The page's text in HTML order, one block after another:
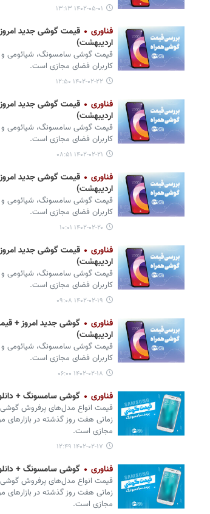
۱۴۰۲-۰۵-۰۱ ۱۳:۱۳
فناوری
اردیبهشت)
قیمت گوشی‌ سامسونگ، شیائومی و
کاربران فضای مجازی است.
۱۴۰۲-۰۲-۲۲ ۱۲:۵۰
فناوری
اردیبهشت)
قیمت گوشی‌ سامسونگ، شیائومی و
کاربران فضای مجازی است.
۱۴۰۲-۰۲-۲۱ ۰۸:۵۱
فناوری
اردیبهشت)
قیمت گوشی‌ سامسونگ، شیائومی و
کاربران فضای مجازی است.
۱۴۰۲-۰۲-۲۰ ۱۰:۰۱
فناوری
اردیبهشت)
قیمت گوشی‌ سامسونگ، شیائومی و
کاربران فضای مجازی است.
۱۴۰۲-۰۲-۱۹ ۰۹:۰۸
فناوری
اردیبهشت)
قیمت گوشی‌ سامسونگ، شیائومی و
کاربران فضای مجازی است.
۱۴۰۲-۰۲-۱۸ ۰۶:۰۰
فناوری گوشی سامسونگ + دانلود
زمانی هفت روز گذشته در بازارهای
مجازی است.
۱۴۰۲-۰۲-۱۷ ۱۲:۴۹
فناوری گوشی سامسونگ + دانلود
زمانی هفت روز گذشته در بازارهای
مجازی است.